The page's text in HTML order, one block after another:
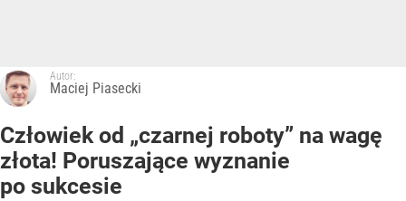
Autor:
Maciej Piasecki
Człowiek od „czarnej roboty” na wagę
złota! Poruszające wyznanie
po sukcesie